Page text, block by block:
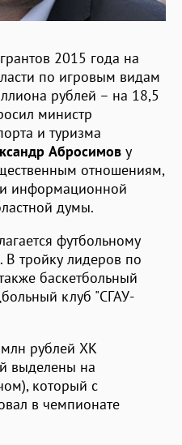
2015 года на
по игровым видам
рублей – на 18,5
министр
и туризма
Абросимов у
отношениям,
информационной
думы.
футбольному
В тройку лидеров по
баскетбольный
клуб "СГАУ-
рублей ХК
выделены на
который с
в чемпионате